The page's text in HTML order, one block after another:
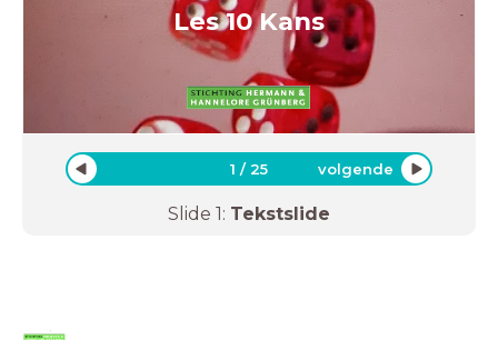
Les 10 Kans
1 /25 volgende
Slide 1: Tekstslide